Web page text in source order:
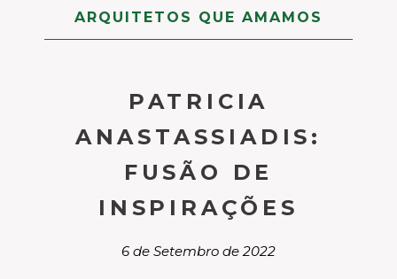
ARQUITETOS QUE AMAMOS
PATRICIA
ANASTASSIADIS:
FUSÃO DE
INSPIRAÇÕES
6 de Setembro de 2022